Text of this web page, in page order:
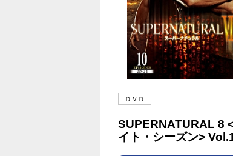
ＤＶＤ
SUPERNATURAL 8
イト・シーズン>